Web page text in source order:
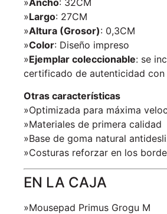
»Largo: 27CM
»Altura (Grosor): 0,3CM
»Color: Diseño impreso
»Ejemplar coleccionable: se
certificado de autenticidad
Otras características
»Optimizada para máxima
»Materiales de primera calidad
»Base de goma natural
»Costuras reforzar en los
EN LA CAJA
»Mousepad Primus Grogu M